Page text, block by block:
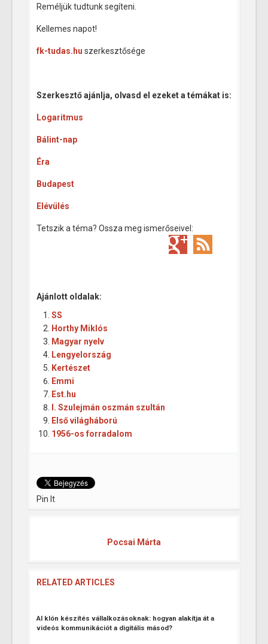
Reméljük tudtunk segíteni.
Kellemes napot!
fk-tudas.hu szerkesztősége
Szerkesztő ajánlja, olvasd el ezeket a témákat is:
Logaritmus
Bálint-nap
Éra
Budapest
Elévülés
Tetszik a téma? Ossza meg ismerőseivel:
Ajánlott oldalak:
SS
Horthy Miklós
Magyar nyelv
Lengyelország
Kertészet
Emmi
Est.hu
I. Szulejmán oszmán szultán
Első világháború
1956-os forradalom
Pin It
Pocsai Márta
RELATED ARTICLES
AI klón készítés vállalkozásoknak: hogyan alakítja át a
videós kommunikációt a digitális másod?